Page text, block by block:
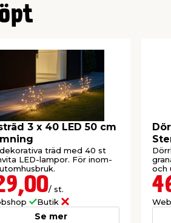
3 x 40 LED 50 cm
träd med 40 st
LED-lampor. För inom-
/ st.
Butik
Se mer
och